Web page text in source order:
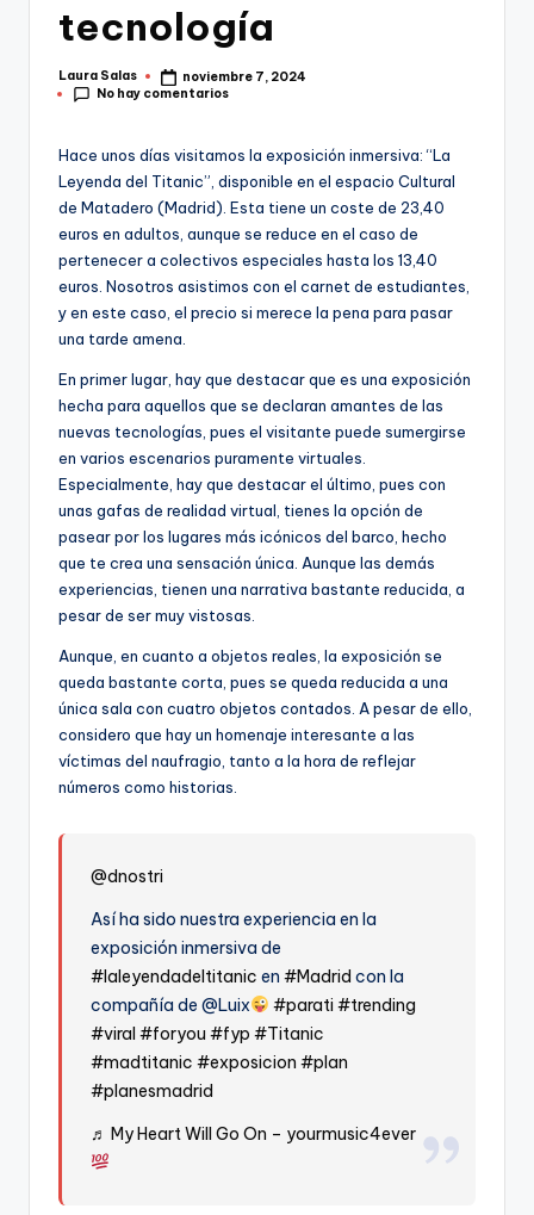
tecnología
Publicado
por
Laura Salas
noviembre 7, 2024
No hay comentarios
Hace unos días visitamos la exposición inmersiva: “La
Leyenda del Titanic”, disponible en el espacio Cultural
de Matadero (Madrid). Esta tiene un coste de 23,40
euros en adultos, aunque se reduce en el caso de
pertenecer a colectivos especiales hasta los 13,40
euros. Nosotros asistimos con el carnet de estudiantes,
y en este caso, el precio si merece la pena para pasar
una tarde amena.
En primer lugar, hay que destacar que es una exposición
hecha para aquellos que se declaran amantes de las
nuevas tecnologías, pues el visitante puede sumergirse
en varios escenarios puramente virtuales.
Especialmente, hay que destacar el último, pues con
unas gafas de realidad virtual, tienes la opción de
pasear por los lugares más icónicos del barco, hecho
que te crea una sensación única. Aunque las demás
experiencias, tienen una narrativa bastante reducida, a
pesar de ser muy vistosas.
Aunque, en cuanto a objetos reales, la exposición se
queda bastante corta, pues se queda reducida a una
única sala con cuatro objetos contados. A pesar de ello,
considero que hay un homenaje interesante a las
víctimas del naufragio, tanto a la hora de reflejar
números como historias.
@dnostri
Así ha sido nuestra experiencia en la
exposición inmersiva de
#laleyendadeltitanic en#Madrid con la
compañía de @Luix
#parati #trending
#viral #foryou #fyp #Titanic
#madtitanic #exposicion #plan
#planesmadrid
♬ My Heart Will Go On – yourmusic4ever